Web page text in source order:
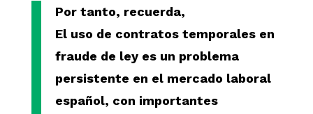
Por tanto, recuerda,
El uso de contratos temporales en
fraude de ley es un problema
persistente en el mercado laboral
español, con importantes